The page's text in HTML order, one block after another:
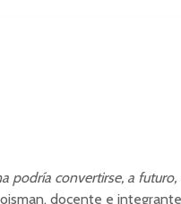
podría convertirse, a
docente e